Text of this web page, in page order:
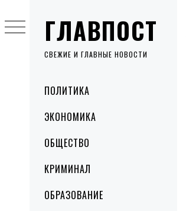
ГЛАВПОСТ
СВЕЖИЕ И ГЛАВНЫЕ НОВОСТИ
MenuПОЛИТИКА
ЭКОНОМИКА
ОБЩЕСТВО
КРИМИНАЛ
ОБРАЗОВАНИЕ
to
content